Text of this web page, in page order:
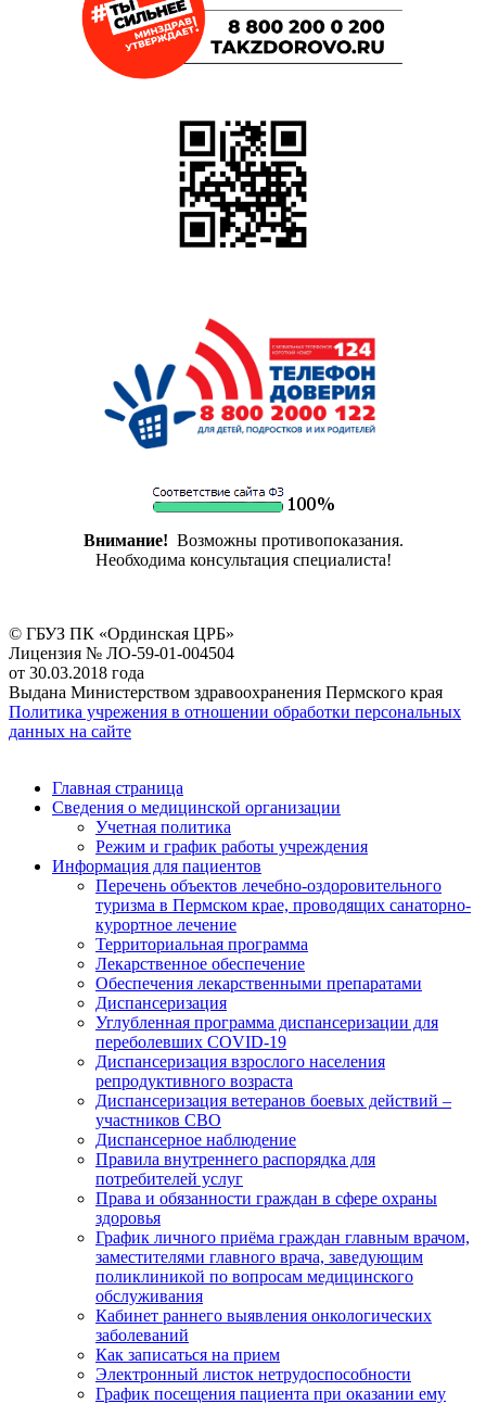
Внимание! Возможны противопоказания.
Необходима консультация специалиста!
© ГБУЗ ПК «Ординская ЦРБ»
Лицензия № ЛО-59-01-004504
от 30.03.2018 года
Выдана Министерством здравоохранения Пермского края
Политика учрежения в отношении обработки персональных
данных на сайте
Главная страница
Сведения о медицинской организации
Учетная политика
Режим и график работы учреждения
Информация для пациентов
Перечень объектов лечебно-оздоровительного
туризма в Пермском крае, проводящих санаторно-
курортное лечение
Территориальная программа
Лекарственное обеспечение
Обеспечения лекарственными препаратами
Диспансеризация
Углубленная программа диспансеризации для
переболевших COVID-19
Диспансеризация взрослого населения
репродуктивного возраста
Диспансеризация ветеранов боевых действий –
участников СВО
Диспансерное наблюдение
Правила внутреннего распорядка для
потребителей услуг
Права и обязанности граждан в сфере охраны
здоровья
График личного приёма граждан главным врачом,
заместителями главного врача, заведующим
поликлиникой по вопросам медицинского
обслуживания
Кабинет раннего выявления онкологических
заболеваний
Как записаться на прием
Электронный листок нетрудоспособности
График посещения пациента при оказании ему